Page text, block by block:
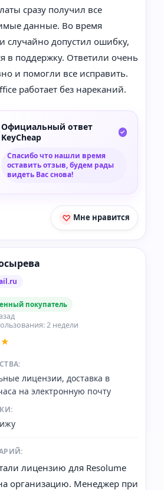
сразу получил все
данные. Во время
случайно допустил ошибку,
в поддержку. Ответили очень
и помогли все исправить.
работает без нареканий.
Официальный ответ
KeyCheap
Спасибо что нашли время
оставить отзыв, будем рады
видеть Вас снова!
Мне нравится
покупатель
2 недели
лицензии, доставка в
на электронную почту
лицензию для Resolume
организацию. Менеджер при